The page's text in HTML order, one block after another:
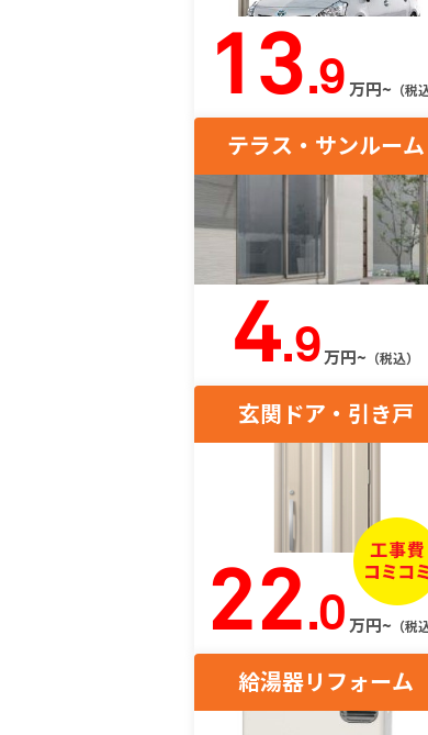
13.9 万円~ （税
テラス・サンルーム
4.9万円~ （税込）
玄関ドア・引き戸
22.0 万円~ （税
給湯器リフォーム